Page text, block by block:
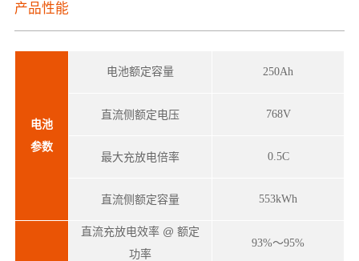
产品性能
电池
参数
电池额定容量 250Ah
直流侧额定电压 768V
最大充放电倍率 0.5C
直流侧额定容量 553kWh
直流充放电效率 @ 额定
功率
93%～95%